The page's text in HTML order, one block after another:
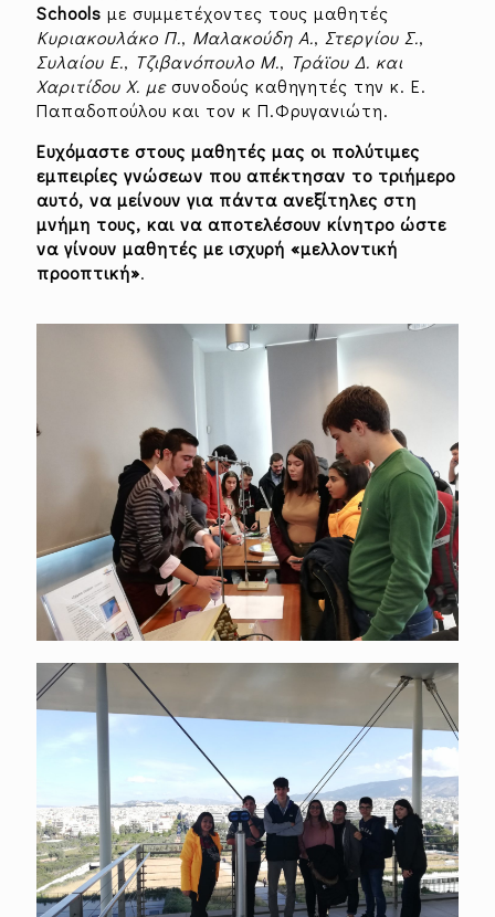
Schools με συμμετέχοντες τους μαθητές
Κυριακουλάκο Π., Μαλακούδη Α., Στεργίου Σ.,
Συλαίου Ε., Τζιβανόπουλο Μ., Τράϊου Δ. και
Χαριτίδου Χ. μεσυνοδoύς καθηγητές την κ. Ε.
Παπαδοπούλου και τον κ Π.Φρυγανιώτη.
Ευχόμαστε στους μαθητές μας οι πολύτιμες
εμπειρίες γνώσεων που απέκτησαν το τριήμερο
αυτό, να μείνουν για πάντα ανεξίτηλες στη
μνήμη τους, και να αποτελέσουν κίνητρο ώστε
να γίνουν μαθητές με ισχυρή «μελλοντική
προοπτική».